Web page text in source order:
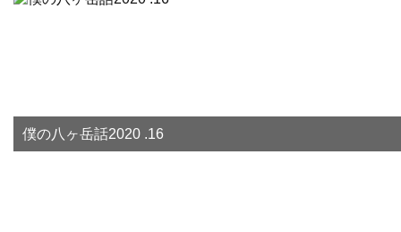
僕の八ヶ岳話2020 .16